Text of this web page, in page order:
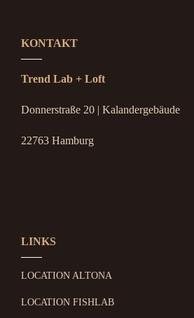
KONTAKT
Trend Lab + Loft
Donnerstraße 20 | Kalandergebäude
22763 Hamburg
LINKS
LOCATION ALTONA
LOCATION FISHLAB